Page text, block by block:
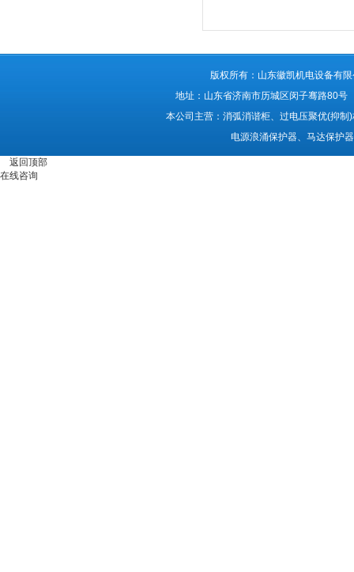
版权所有：山东徽凯机电设备有
地址：山东省济南市历城区闵子骞路80
本公司主营：消弧消谐柜、过电压聚优(抑
电源浪涌保护器、马达保护
返回顶部
在线咨询